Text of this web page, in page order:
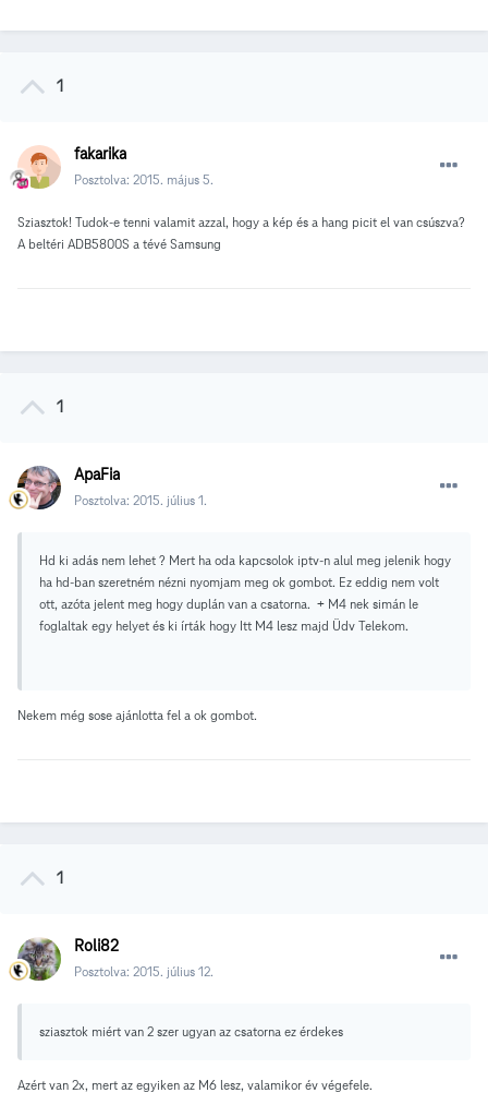
1
fakarika
Posztolva: 2015. május 5.
Sziasztok! Tudok-e tenni valamit azzal, hogy a kép és a hang picit el van csúszva?
A beltéri ADB5800S a tévé Samsung
1
ApaFia
Posztolva: 2015. július 1.
Hd ki adás nem lehet ? Mert ha oda kapcsolok iptv-n alul meg jelenik hogy
ha hd-ban szeretném nézni nyomjam meg ok gombot. Ez eddig nem volt
ott, azóta jelent meg hogy duplán van a csatorna. + M4 nek simán le
foglaltak egy helyet és ki írták hogy Itt M4 lesz majd Üdv Telekom.
Nekem még sose ajánlotta fel a ok gombot.
1
Roli82
Posztolva: 2015. július 12.
sziasztok miért van 2 szer ugyan az csatorna ez érdekes
Azért van 2x, mert az egyiken az M6 lesz, valamikor év végefele.